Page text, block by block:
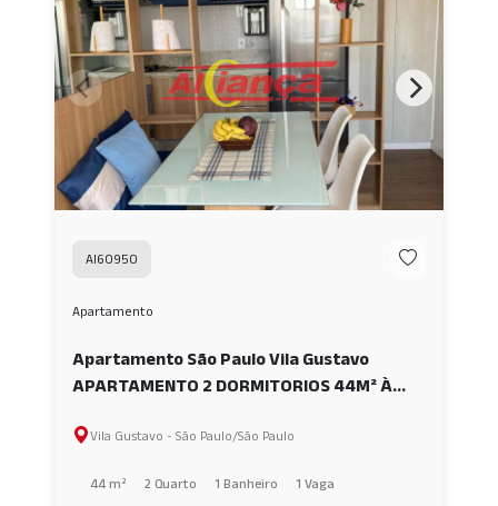
AI60950
Apartamento
Apartamento São Paulo Vila Gustavo
APARTAMENTO 2 DORMITORIOS 44M² À
Vila Gustavo - São Paulo/São Paulo
44 m² 2 Quarto 1 Banheiro 1 Vaga